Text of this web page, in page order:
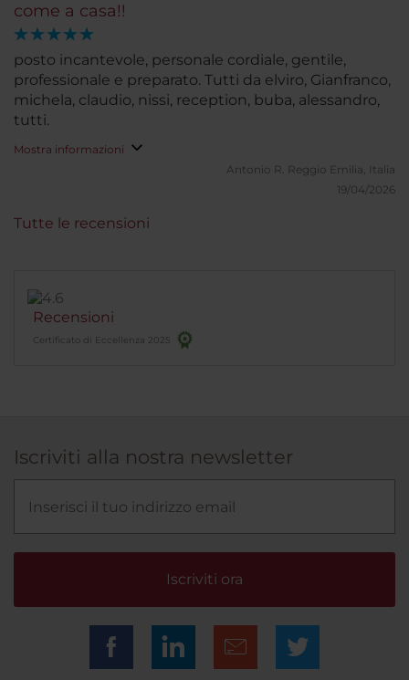
come a casa!!
posto incantevole, personale cordiale, gentile,
professionale e preparato. Tutti da elviro, Gianfranco,
michela, claudio, nissi, reception, buba, alessandro,
tutti.
Mostra informazioni
Antonio R. Reggio Emilia, Italia
19/04/2026
Recensioni
Certificato di Eccellenza 2025
Tutte le recensioni
Iscriviti alla nostra newsletter
Iscriviti ora